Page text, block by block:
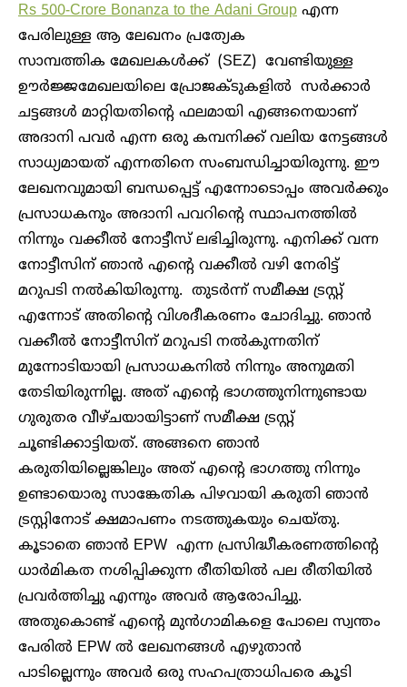
Rs 500-Crore Bonanza to the Adani Group എന്ന
പേരിലുള്ള ആ ലേഖനം പ്രത്യേക
സാമ്പത്തിക മേഖലകൾക്ക് (SEZ) വേണ്ടിയുള്ള
ഊർജ്ജമേഖലയിലെ പ്രോജക്ടുകളിൽ സർക്കാർ
ചട്ടങ്ങൾ മാറ്റിയതിന്റെ ഫലമായി എങ്ങനെയാണ്
അദാനി പവർ എന്ന ഒരു കമ്പനിക്ക് വലിയ നേട്ടങ്ങൾ
സാധ്യമായത് എന്നതിനെ സംബന്ധിച്ചായിരുന്നു. ഈ
ലേഖനവുമായി ബന്ധപ്പെട്ട് എന്നോടൊപ്പം അവർക്കും
പ്രസാധകനും അദാനി പവറിന്റെ സ്ഥാപനത്തിൽ
നിന്നും വക്കീൽ നോട്ടീസ് ലഭിച്ചിരുന്നു. എനിക്ക് വന്ന
നോട്ടീസിന് ഞാൻ എന്റെ വക്കീൽ വഴി നേരിട്ട്
മറുപടി നൽകിയിരുന്നു. തുടർന്ന് സമീക്ഷ ട്രസ്റ്റ്
എന്നോട് അതിന്റെ വിശദീകരണം ചോദിച്ചു. ഞാൻ
വക്കീൽ നോട്ടീസിന് മറുപടി നൽകുന്നതിന്
മുന്നോടിയായി പ്രസാധകനിൽ നിന്നും അനുമതി
തേടിയിരുന്നില്ല. അത് എന്റെ ഭാഗത്തുനിന്നുണ്ടായ
ഗുരുതര വീഴ്ചയായിട്ടാണ് സമീക്ഷ ട്രസ്റ്റ്
ചൂണ്ടിക്കാട്ടിയത്. അങ്ങനെ ഞാൻ
കരുതിയില്ലെങ്കിലും അത് എന്റെ ഭാഗത്തു നിന്നും
ഉണ്ടായൊരു സാങ്കേതിക പിഴവായി കരുതി ഞാൻ
ട്രസ്റ്റിനോട് ക്ഷമാപണം നടത്തുകയും ചെയ്തു.
കൂടാതെ ഞാൻ EPW എന്ന പ്രസിദ്ധീകരണത്തിന്റെ
ധാർമികത നശിപ്പിക്കുന്ന രീതിയിൽ പല രീതിയിൽ
പ്രവർത്തിച്ചു എന്നും അവർ ആരോപിച്ചു.
അതുകൊണ്ട് എന്റെ മുൻഗാമികളെ പോലെ സ്വന്തം
പേരിൽ EPW ൽ ലേഖനങ്ങൾ എഴുതാൻ
പാടില്ലെന്നും അവർ ഒരു സഹപത്രാധിപരെ കൂടി